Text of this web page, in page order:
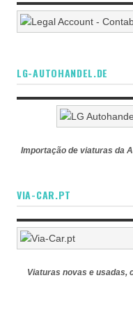
LG-AUTOHANDEL.DE
Importação de viaturas da
VIA-CAR.PT
Viaturas novas e usadas,